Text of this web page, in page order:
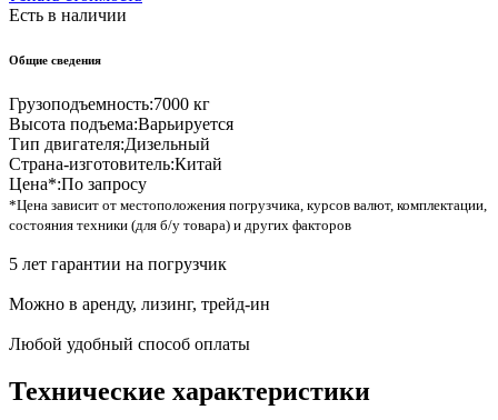
Есть в наличии
Общие сведения
Грузоподъемность:7000 кг
Высота подъема:Варьируется
Тип двигателя:Дизельный
Страна-изготовитель:Китай
Цена*:По запросу
*Цена зависит от местоположения погрузчика, курсов валют, комплектации,
состояния техники (для б/у товара) и других факторов
5 лет гарантии на погрузчик
Можно в аренду, лизинг, трейд-ин
Любой удобный способ оплаты
Технические характеристики